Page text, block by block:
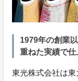
1979年の創業
重ねた実績で
東光株式会社は